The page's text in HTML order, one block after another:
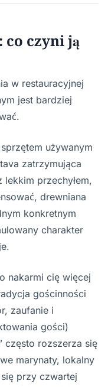
czyni ją
w restauracyjnej
jest bardziej
używanym
zatrzymująca
przechyłem,
drewniana
konkretnym
charakter
nakarmi cię więcej
gościnności
zaufanie i
gości)
często rozszerza się
marynaty, lokalny
przy czwartej